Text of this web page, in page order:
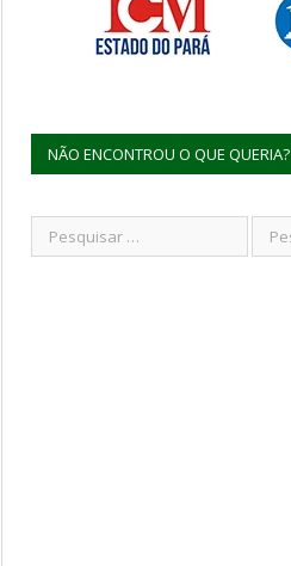
NÃO ENCONTROU O QUE QUERIA?